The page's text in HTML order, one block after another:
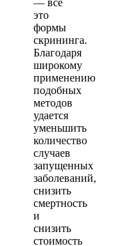
это
формы
скрининга.
Благодаря
широкому
применению
подобных
методов
удается
уменьшить
количество
случаев
запущенных
заболеваний,
снизить
смертность
и
снизить
стоимость